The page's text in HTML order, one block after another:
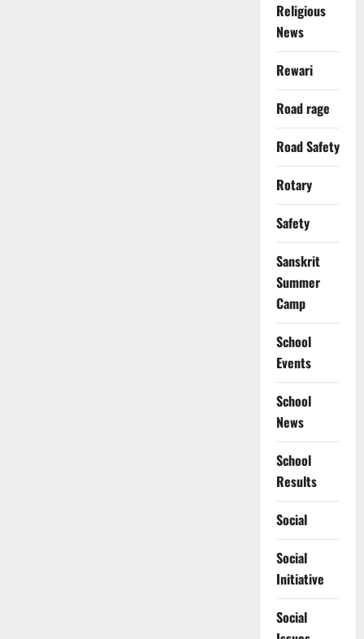
Religious
News
Rewari
Road rage
Road Safety
Rotary
Safety
Sanskrit
Summer
Camp
School
Events
School
News
School
Results
Social
Social
Initiative
Social